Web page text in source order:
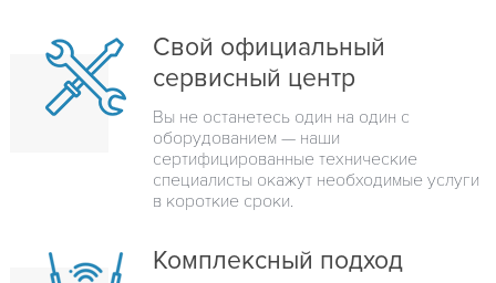
Свой официальный
сервисный центр
Вы не останетесь один на один с
оборудованием — наши
сертифицированные технические
специалисты окажут необходимые услуги
в короткие сроки.
Комплексный подход